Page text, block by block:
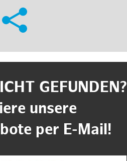
GEFUNDEN?
unsere
per E-Mail!